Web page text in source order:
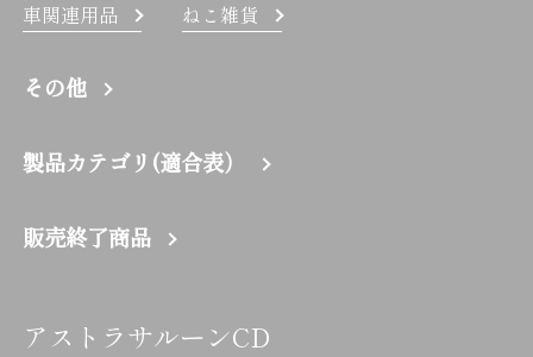
車関連用品 ねこ雑貨
その他
製品カテゴリ(適合表）
販売終了商品
アストラサルーンCD